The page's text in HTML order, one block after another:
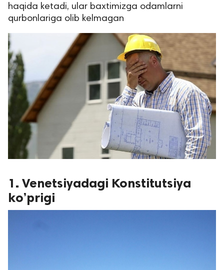
защищены.
haqida ketadi, ular baxtimizga odamlarni
qurbonlariga olib kelmagan
1. Venetsiyadagi Konstitutsiya
ko’prigi